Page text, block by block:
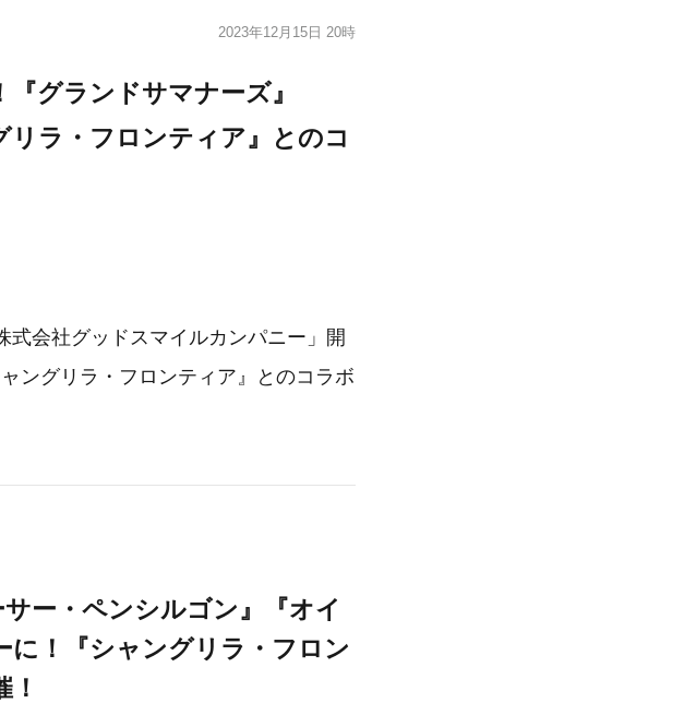
2023年12月15日 20時
グランドサマナーズ』
ラ・フロンティア』とのコ
会社グッドスマイルカンパニー」開
ングリラ・フロンティア』とのコラボ
ー・ペンシルゴン』『オイ
！『シャングリラ・フロン